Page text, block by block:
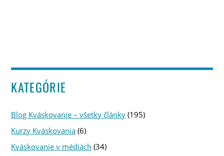
KATEGÓRIE
Blog Kváskovanie – všetky články (195)
Kurzy Kváskovania (6)
Kváskovanie v médiách (34)